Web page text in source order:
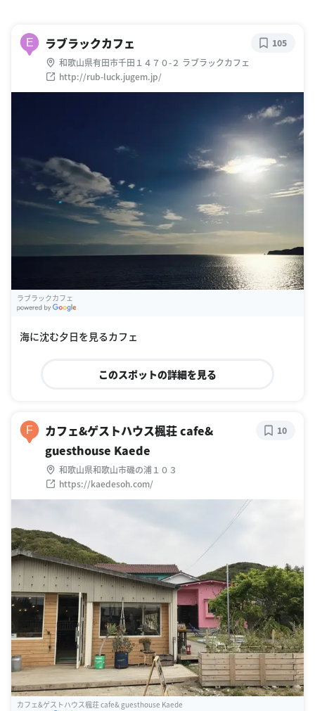
E ラブラックカフェ
和歌山県有田市千田１４７０-２ ラブラックカフェ
http://rub-luck.jugem.jp/
105
ラブラックカフェ
海に沈む夕日を見るカフェ
このスポットの詳細を見る
F
カフェ&ゲストハウス楓荘 cafe&
guesthouse Kaede
和歌山県和歌山市磯の浦１０３
https://kaedesoh.com/
10
カフェ&ゲストハウス楓荘 cafe& guesthouse Kaede